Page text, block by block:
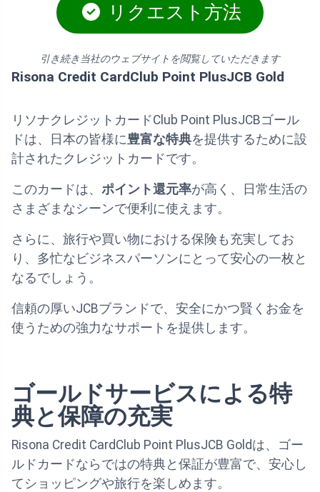
リクエスト方法
引き続き当社のウェブサイトを閲覧していただきます
Risona Credit CardClub Point PlusJCB Gold
リソナクレジットカードClub Point PlusJCBゴール
ドは、日本の皆様に豊富な特典を提供するために設
計されたクレジットカードです。
このカードは、 ポイント還元率が高く、日常生活の
さまざまなシーンで便利に使えます。
さらに、旅行や買い物における保険も充実してお
り、多忙なビジネスパーソンにとって安心の一枚と
なるでしょう。
信頼の厚いJCBブランドで、安全にかつ賢くお金を
使うための強力なサポートを提供します。
ゴールドサービスによる特
典と保障の充実
Risona Credit CardClub Point PlusJCB Goldは、ゴー
ルドカードならではの特典と保証が豊富で、安心し
てショッピングや旅行を楽しめます。